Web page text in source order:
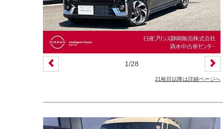
装備仕様
カーナビ
バックモニター ETC
エアバッグ
サンルーフ
ディスチャージ(キセノン)ヘッドライト
プライバシーガラス
オートバックドア
ライフケアビークル(福祉車両)装備仕様
フラップシート
助手席回転シート
1/28
21枚目以降は詳細ページへ